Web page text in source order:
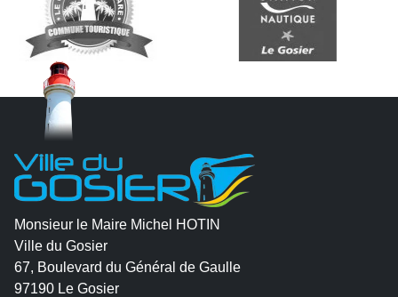
Monsieur le Maire Michel HOTIN
Ville du Gosier
67, Boulevard du Général de Gaulle
97190 Le Gosier